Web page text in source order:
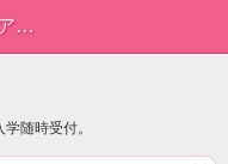
発表会2019 アンサンブルリハーサル | 新着情報
随時受付。